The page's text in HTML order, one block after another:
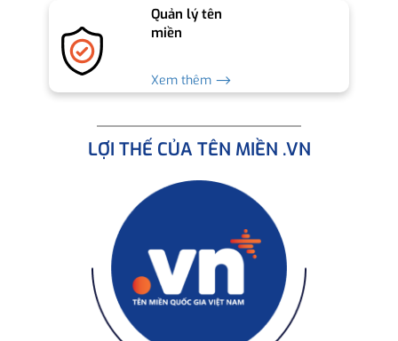
Quản lý tên
miền
Xem thêm ⟶
LỢI THẾ CỦA TÊN MIỀN .VN